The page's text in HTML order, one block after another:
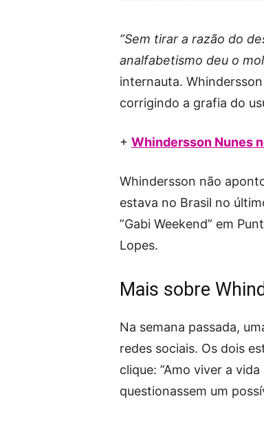
”Sem tirar a razão do
analfabetismo deu o
internauta.
corrigindo a grafia do
+ Whindersson Nunes
Whindersson não
estava no Brasil no
”Gabi Weekend” em
Lopes.
Mais sobre
Na semana passada,
redes sociais. Os dois
clique: ”Amo viver a
questionassem um